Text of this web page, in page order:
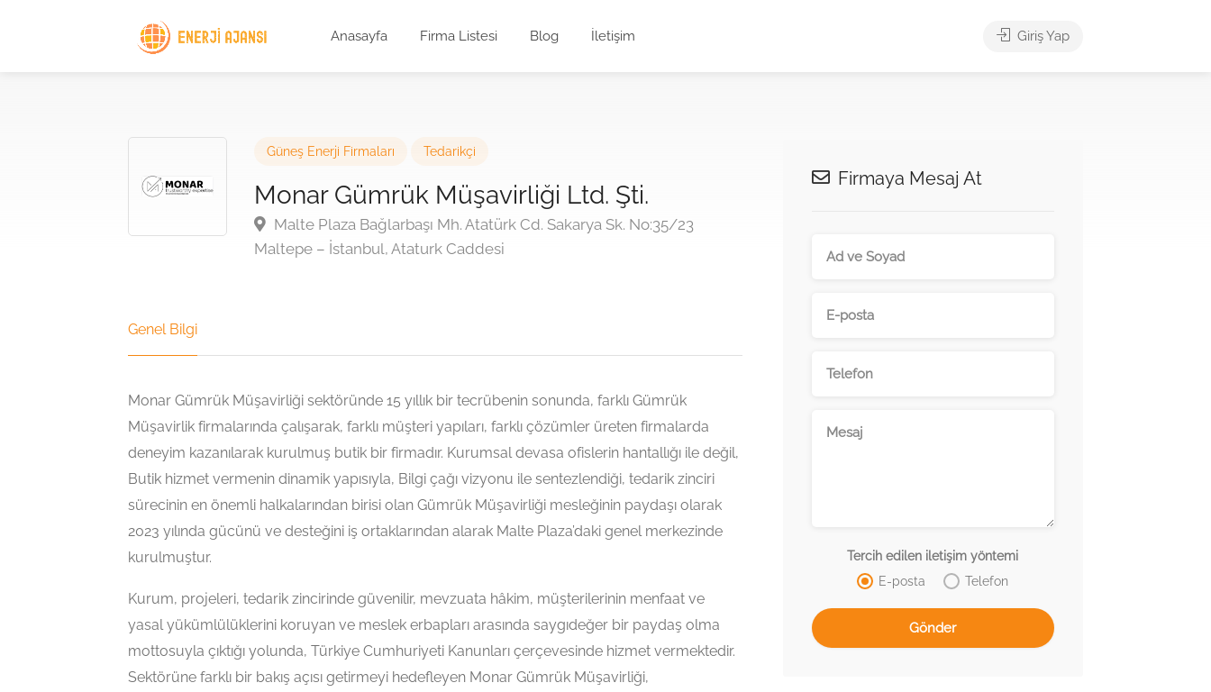
Anasayfa Firma Listesi Blog İletişim Giriş Yap
Güneş Enerji Firmaları Tedarikçi
Monar Gümrük Müşavirliği Ltd. Şti.
Malte Plaza Bağlarbaşı Mh. Atatürk Cd. Sakarya Sk. No:35/23
Maltepe – İstanbul, Ataturk Caddesi
Genel Bilgi
Monar Gümrük Müşavirliği sektöründe 15 yıllık bir tecrübenin sonunda, farklı Gümrük
Müşavirlik firmalarında çalışarak, farklı müşteri yapıları, farklı çözümler üreten firmalarda
deneyim kazanılarak kurulmuş butik bir firmadır. Kurumsal devasa ofislerin hantallığı ile değil,
Butik hizmet vermenin dinamik yapısıyla, Bilgi çağı vizyonu ile sentezlendiği, tedarik zinciri
sürecinin en önemli halkalarından birisi olan Gümrük Müşavirliği mesleğinin paydaşı olarak
2023 yılında gücünü ve desteğini iş ortaklarından alarak Malte Plaza’daki genel merkezinde
kurulmuştur.
Kurum, projeleri, tedarik zincirinde güvenilir, mevzuata hâkim, müşterilerinin menfaat ve
yasal yükümlülüklerini koruyan ve meslek erbapları arasında saygıdeğer bir paydaş olma
mottosuyla çıktığı yolunda, Türkiye Cumhuriyeti Kanunları çerçevesinde hizmet vermektedir.
Sektörüne farklı bir bakış açısı getirmeyi hedefleyen Monar Gümrük Müşavirliği,
Firmaya Mesaj At
Tercih edilen iletişim yöntemi
E-posta
Telefon